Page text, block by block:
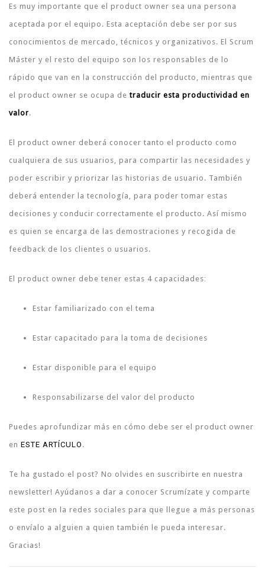
Es muy importante que el product owner sea una persona
aceptada por el equipo. Esta aceptación debe ser por sus
conocimientos de mercado, técnicos y organizativos. El Scrum
Máster y el resto del equipo son los responsables de lo
rápido que van en la construcción del producto, mientras que
el product owner se ocupa detraducir esta productividad en
valor.
El product owner deberá conocer tanto el producto como
cualquiera de sus usuarios, para compartir las necesidades y
poder escribir y priorizar las historias de usuario. También
deberá entender la tecnología, para poder tomar estas
decisiones y conducir correctamente el producto. Así mismo
es quien se encarga de las demostraciones y recogida de
feedback de los clientes o usuarios.
El product owner debe tener estas 4 capacidades:
Estar familiarizado con el tema
Estar capacitado para la toma de decisiones
Estar disponible para el equipo
Responsabilizarse del valor del producto
Puedes aprofundizar más en cómo debe ser el product owner
en ESTE ARTÍCULO .
Te ha gustado el post? No olvides en suscribirte en nuestra
newsletter! Ayúdanos a dar a conocer Scrumízate y comparte
este post en la redes sociales para que llegue a más personas
o envíalo a alguien a quien también le pueda interesar.
Gracias!